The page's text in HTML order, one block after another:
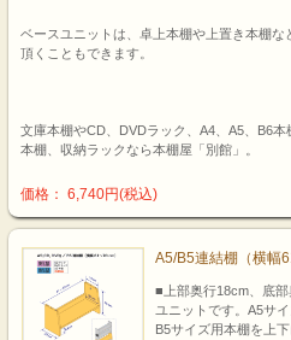
ベースユニットは、卓上本棚や上置き本棚
頂くこともできます。
文庫本棚やCD、DVDラック、A4、A5、B6
本棚、収納ラックなら本棚屋「別館」。
価格： 6,740円(税込)
A5/B5連結棚（横幅
■上部奥行18cm、底
ユニットです。A5サ
B5サイズ用本棚を上下